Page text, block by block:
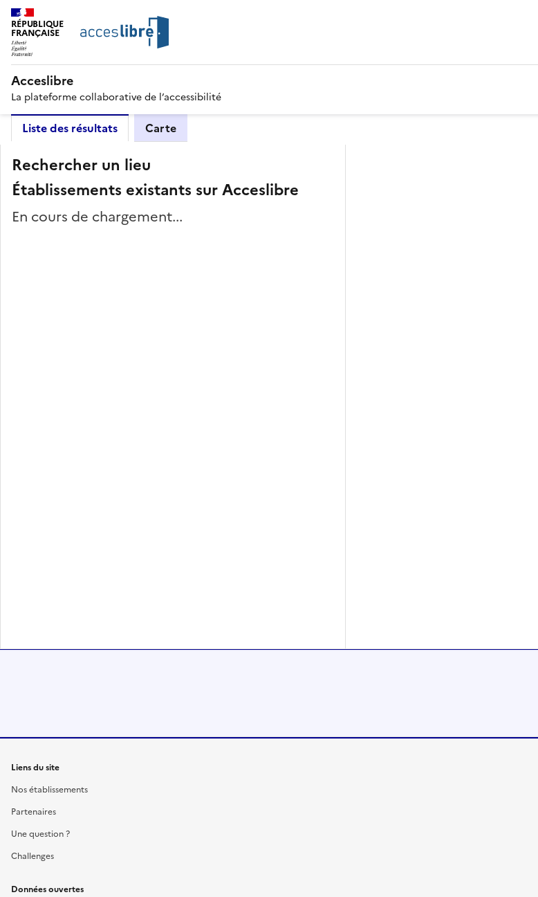
RÉPUBLIQUE
FRANÇAISE
Acceslibre
La plateforme collaborative de l’accessibilité
Liste des résultats Carte
Rechercher un lieu
Établissements existants sur Acceslibre
En cours de chargement...
Liens du site
Nos établissements
Partenaires
Une question ?
Challenges
Données ouvertes